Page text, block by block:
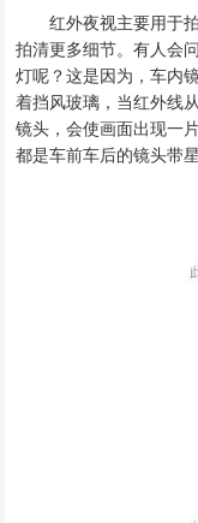
红外夜视主要用于
拍清更多细节。有人会
灯呢 ？这是因为 ，车内
着挡风玻璃，当红外线
镜头 ，会使画面出现一
都是车前车后的镜头带